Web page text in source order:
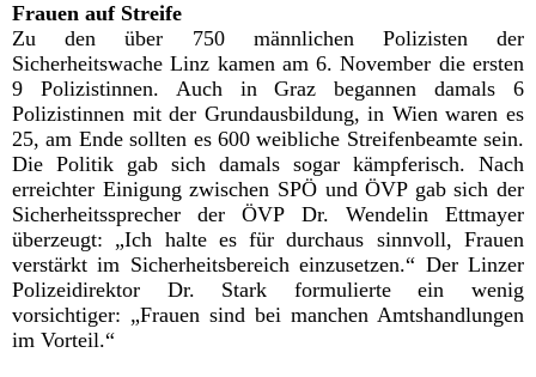
Frauen auf Streife
Zu den über 750 männlichen Polizisten der
Sicherheitswache Linz kamen am 6. November die ersten
9 Polizistinnen. Auch in Graz begannen damals 6
Polizistinnen mit der Grundausbildung, in Wien waren es
25, am Ende sollten es 600 weibliche Streifenbeamte sein.
Die Politik gab sich damals sogar kämpferisch. Nach
erreichter Einigung zwischen SPÖ und ÖVP gab sich der
Sicherheitssprecher der ÖVP Dr. Wendelin Ettmayer
überzeugt: „Ich halte es für durchaus sinnvoll, Frauen
verstärkt im Sicherheitsbereich einzusetzen.“ Der Linzer
Polizeidirektor Dr. Stark formulierte ein wenig
vorsichtiger: „Frauen sind bei manchen Amtshandlungen
im Vorteil.“